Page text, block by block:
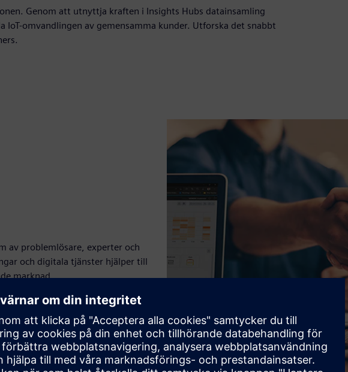
Genom att utnyttja kraften i Insights Hubs datainsamling
omvandlingen av gemensamma kunder. Utforska det snabbt
av problemlösare, experter och
och digitala tjänster hjälper till
marknad.